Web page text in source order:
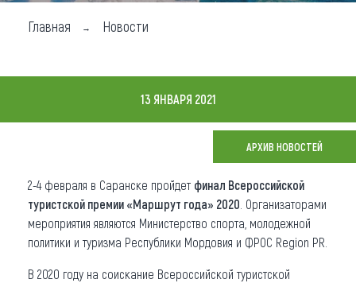
Чем заняться
Карта
Что привезти (сувениры)
О регионе
Главная Новости
13 ЯНВАРЯ 2021
АРХИВ НОВОСТЕЙ
2-4 февраля в Саранске пройдет финал Всероссийской
туристской премии «Маршрут года» 2020 . Организаторами
мероприятия являются Министерство спорта, молодежной
политики и туризма Республики Мордовия и ФРОС Region PR.
В 2020 году на соискание Всероссийской туристской